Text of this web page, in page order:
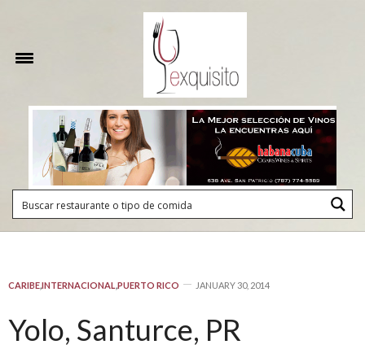
CARIBE,INTERNACIONAL,PUERTO RICO JANUARY 30, 2014
Yolo, Santurce, PR